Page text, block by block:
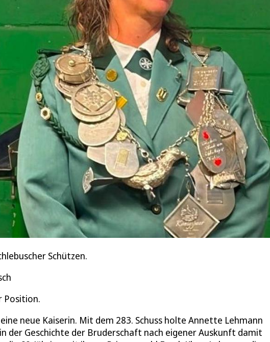
Schützen.
Position.
neue Kaiserin. Mit dem 283. Schuss holte Annette Lehmann
der Geschichte der Bruderschaft nach eigener Auskunft damit